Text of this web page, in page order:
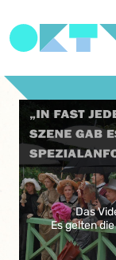
Das
Es gelten die